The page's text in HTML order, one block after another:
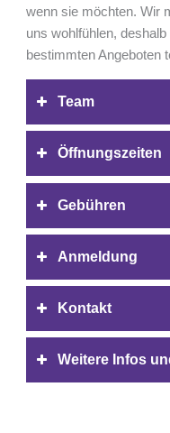
wenn sie möchten. Wir
uns wohlfühlen,
bestimmten Angeboten
Team
Öffnungszeiten
Gebühren
Anmeldung
Kontakt
Weitere Infos